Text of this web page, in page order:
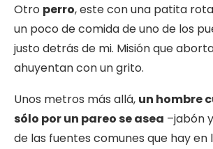
Otro perro, este con una patita
un poco de comida de uno de los
justo detrás de mi. Misión que
ahuyentan con un grito.
Unos metros más allá, un hombre
sólo por un pareo se asea –jabón
de las fuentes comunes que hay en